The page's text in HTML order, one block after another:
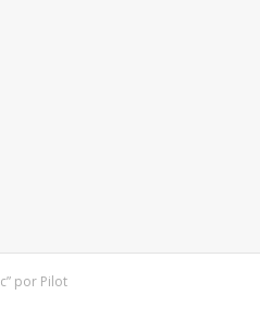
por Pilot